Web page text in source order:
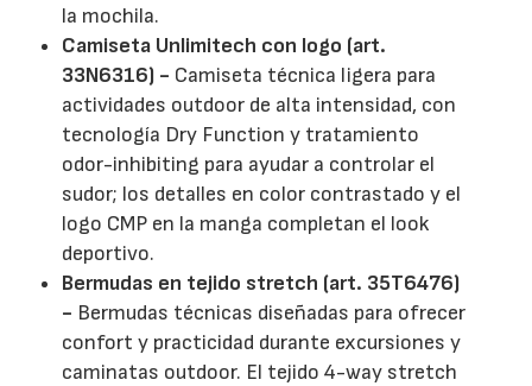
la mochila.
Camiseta Unlimitech con logo (art.
33N6316) - Camiseta técnica ligera para
actividades outdoor de alta intensidad, con
tecnología Dry Function y tratamiento
odor-inhibiting para ayudar a controlar el
sudor; los detalles en color contrastado y el
logo CMP en la manga completan el look
deportivo.
Bermudas en tejido stretch (art. 35T6476)
- Bermudas técnicas diseñadas para ofrecer
confort y practicidad durante excursiones y
caminatas outdoor. El tejido 4-way stretch